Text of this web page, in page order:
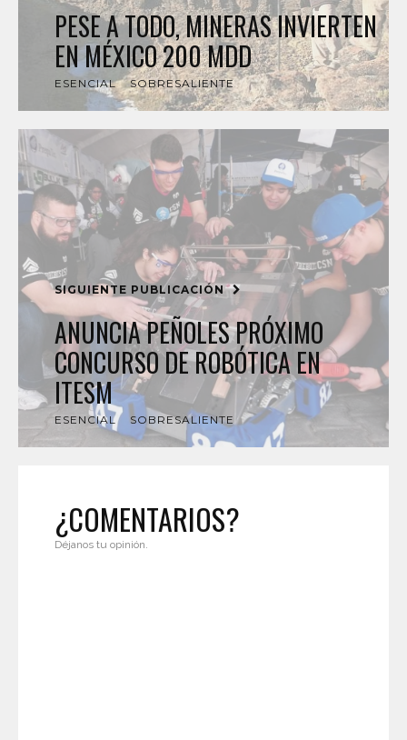
PESE A TODO, MINERAS INVIERTEN
EN MÉXICO 200 MDD
ESENCIAL SOBRESALIENTE
SIGUIENTE PUBLICACIÓN
ANUNCIA PEÑOLES PRÓXIMO
CONCURSO DE ROBÓTICA EN
ITESM
ESENCIAL SOBRESALIENTE
¿COMENTARIOS?
Déjanos tu opinión.